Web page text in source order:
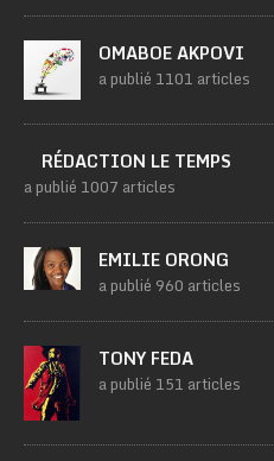
OMABOE AKPOVI
a publié 1101 articles
RÉDACTION LE TEMPS
a publié 1007 articles
EMILIE ORONG
a publié 960 articles
TONY FEDA
a publié 151 articles